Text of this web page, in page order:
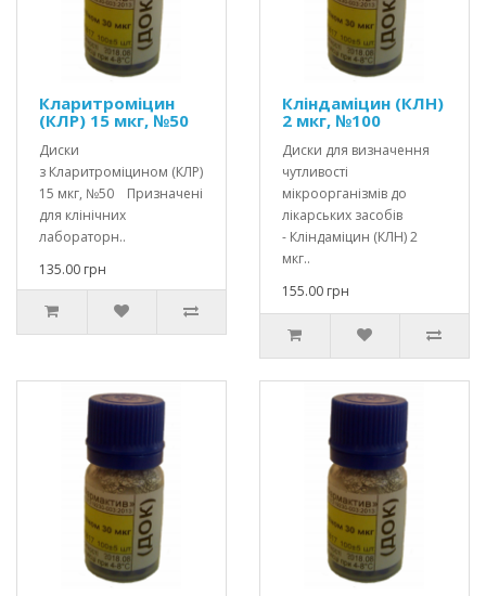
Кларитроміцин
(КЛР) 15 мкг, №50
Диски
з Кларитроміцином (КЛР)
15 мкг, №50 Призначені
для клінічних
лабораторн..
135.00 грн
Кліндаміцин (КЛН)
2 мкг, №100
Диски для визначення
чутливості
мікроорганізмів до
лікарських засобів
- Кліндаміцин (КЛН) 2
мкг..
155.00 грн